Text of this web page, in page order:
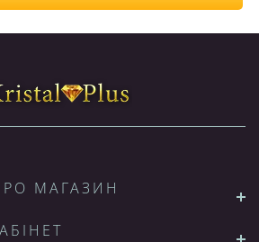
МАГАЗИН